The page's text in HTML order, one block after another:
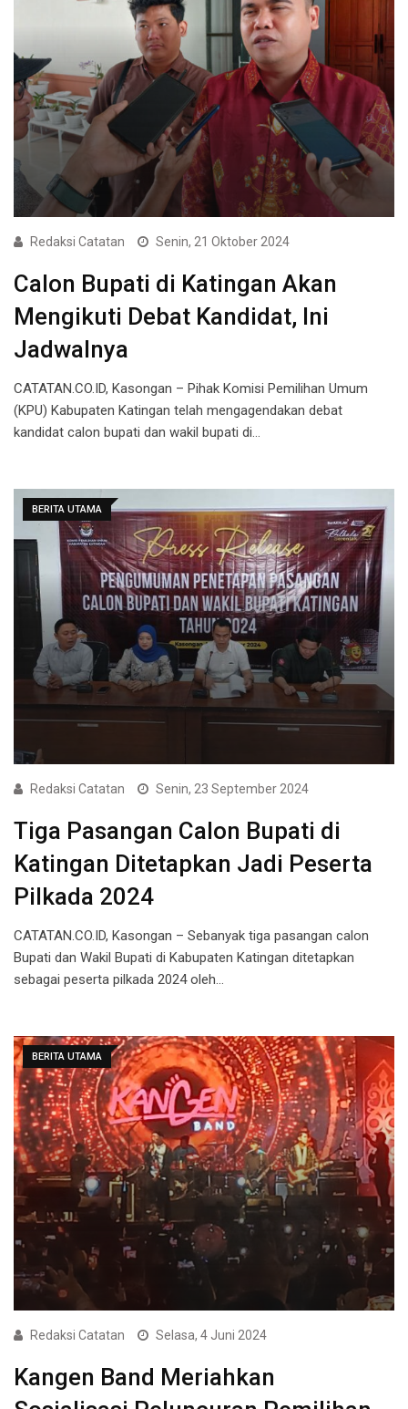
Redaksi Catatan Senin, 21 Oktober 2024
Calon Bupati di Katingan Akan
Mengikuti Debat Kandidat, Ini
Jadwalnya
CATATAN.CO.ID, Kasongan – Pihak Komisi Pemilihan Umum
(KPU) Kabupaten Katingan telah mengagendakan debat
kandidat calon bupati dan wakil bupati di…
BERITA UTAMA
Redaksi Catatan Senin, 23 September 2024
Tiga Pasangan Calon Bupati di
Katingan Ditetapkan Jadi Peserta
Pilkada 2024
CATATAN.CO.ID, Kasongan – Sebanyak tiga pasangan calon
Bupati dan Wakil Bupati di Kabupaten Katingan ditetapkan
sebagai peserta pilkada 2024 oleh…
BERITA UTAMA
Redaksi Catatan Selasa, 4 Juni 2024
Kangen Band Meriahkan